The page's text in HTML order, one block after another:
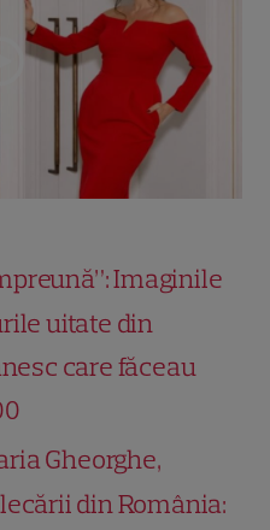
Imaginile
uitate din
care făceau
Gheorghe,
din România: